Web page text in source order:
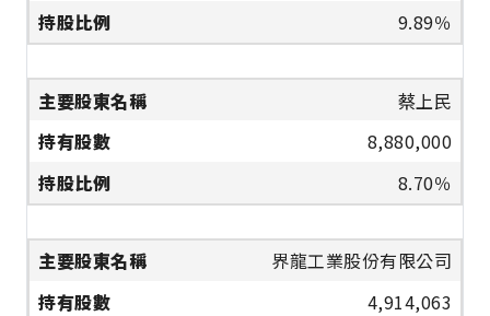
9.89％
蔡上民
8,880,000
8.70％
界龍工業股份有限公司
4,914,063